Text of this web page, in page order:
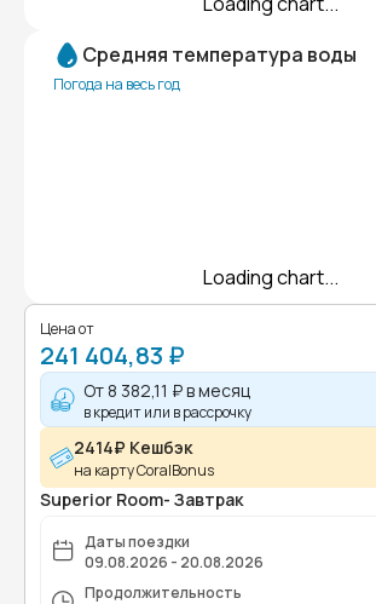
Средняя температура воды
Погода на весь год
Loading chart...
Цена от
241 404,83 ₽
От 8 382,11 ₽в месяц
в кредит или в рассрочку
2414₽ Кешбэк
на карту CoralBonus
Superior Room- Завтрак
Даты поездки
09.08.2026 - 20.08.2026
Продолжительность